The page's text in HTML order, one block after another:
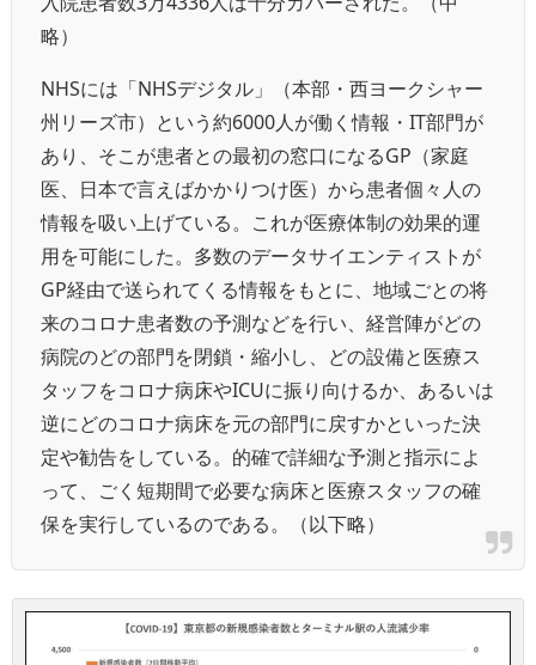
略）
NHSには「NHSデジタル」（本部・西ヨークシャー
州リーズ市）という約6000人が働く情報・IT部門が
あり、そこが患者との最初の窓口になるGP（家庭
医、日本で言えばかかりつけ医）から患者個々人の
情報を吸い上げている。これが医療体制の効果的運
用を可能にした。多数のデータサイエンティストが
GP経由で送られてくる情報をもとに、地域ごとの将
来のコロナ患者数の予測などを行い、経営陣がどの
病院のどの部門を閉鎖・縮小し、どの設備と医療ス
タッフをコロナ病床やICUに振り向けるか、あるいは
逆にどのコロナ病床を元の部門に戻すかといった決
定や勧告をしている。的確で詳細な予測と指示によ
って、ごく短期間で必要な病床と医療スタッフの確
保を実行しているのである。（以下略）